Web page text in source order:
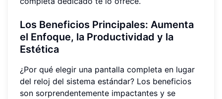
Los Beneficios Principales: Aumenta
el Enfoque, la Productividad y la
Estética
¿Por qué elegir una pantalla completa en lugar
del reloj del sistema estándar? Los beneficios
son sorprendentemente impactantes y se